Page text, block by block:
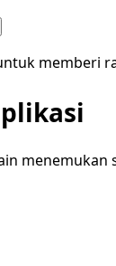
memberi
menemukan